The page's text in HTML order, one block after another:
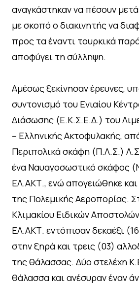
αναγκάστηκαν να πέσουν
με σκοπό ο διακινητής να
προς τα έναντι τουρκικά
αποφύγει τη σύλληψη.
Αμέσως ξεκίνησαν έρευνες,
συντονισμό του Ενιαίου
Διάσωσης (Ε.Κ.Σ.Ε.Δ.) του
– Ελληνικής Ακτοφυλακής,
Περιπολικά σκάφη (Π.Λ.Σ.)
ένα Ναυαγοσωστικό σκάφος
ΕΛ.ΑΚΤ., ενώ απογειώθηκε και
της Πολεμικής Αεροπορίας.
Κλιμακίου Ειδικών
ΕΛ.ΑΚΤ. εντόπισαν δεκαέξι
στην ξηρά και τρεις (03)
της θάλασσας. Δύο στελέχη
θάλασσα και ανέσυραν έναν